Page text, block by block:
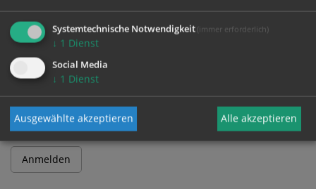
Benutzername
Passwort
Systemtechnische Notwendigkeit (immer erforderlich)
↓ 1 Dienst
Social Media
↓ 1 Dienst
Ausgewählte akzeptieren Alle akzeptieren